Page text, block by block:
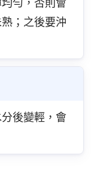
勻，否則會
；之後要沖
後變輕，會